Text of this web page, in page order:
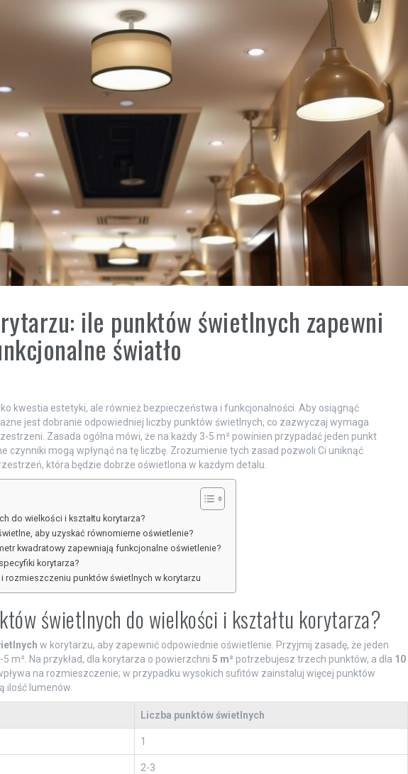
ile punktów świetlnych zapewni
światło
kwestia estetyki, ale również bezpieczeństwa i funkcjonalności. Aby osiągnąć
jest dobranie odpowiedniej liczby punktów świetlnych, co zazwyczaj wymaga
Zasada ogólna mówi, że na każdy 3-5 m² powinien przypadać jeden punkt
czynniki mogą wpłynąć na tę liczbę. Zrozumienie tych zasad pozwoli Ci uniknąć
która będzie dobrze oświetlona w każdym detalu.
do wielkości i kształtu korytarza?
aby uzyskać równomierne oświetlenie?
kwadratowy zapewniają funkcjonalne oświetlenie?
korytarza?
rozmieszczeniu punktów świetlnych w korytarzu
świetlnych do wielkości i kształtu korytarza?
w korytarzu, aby zapewnić odpowiednie oświetlenie. Przyjmij zasadę, że jeden
m². Na przykład, dla korytarza o powierzchni 5 m² potrzebujesz trzech punktów, a dla 10
na rozmieszczenie; w przypadku wysokich sufitów zainstaluj więcej punktów
ilość lumenów.
Liczba punktów świetlnych
1
2-3